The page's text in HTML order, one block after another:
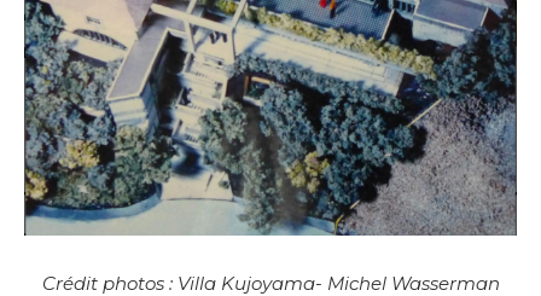
Crédit photos : Villa Kujoyama- Michel Wasserman